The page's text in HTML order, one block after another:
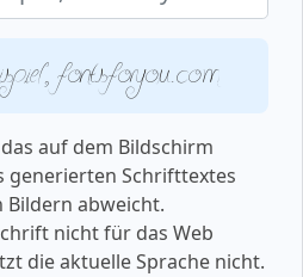
fontsforyou.com
auf dem Bildschirm
generierten Schrifttextes
Bildern abweicht.
nicht für das Web
die aktuelle Sprache nicht.